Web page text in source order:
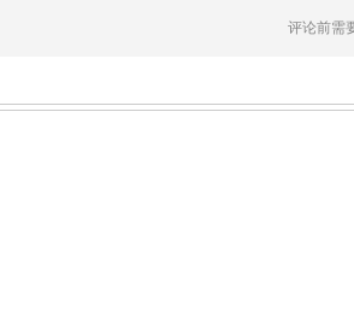
评论前需